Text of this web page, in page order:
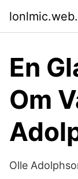
En
Om
Olle